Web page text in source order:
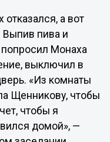
а вот
Выпив пива и
Монаха
выключил в
«Из комнаты
Щенникову, чтобы
чтобы я
домой», —